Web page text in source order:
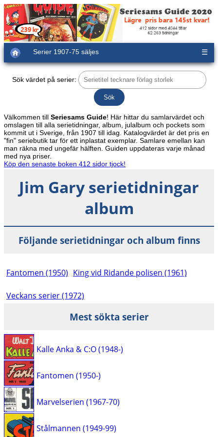
Serier 1907-75 säljes ☰
Sök värdet på serier:
Välkommen till Seriesams Guide! Här hittar du samlarvärdet och
omslagen till alla serietidningar, album, julalbum och pockets som
kommit ut i Sverige, från 1907 till idag. Katalogvärdet är det pris en
"fin" seriebutik tar för ett inplastat exemplar. Samlare emellan kan
man räkna med ungefär hälften. Guiden uppdateras varje månad
med nya priser.
Köp den senaste boken 412 sidor tjock!
Jim Gary serietidningar
album
Följande serietidningar och album finns
Fantomen (1950) King vid Ridande polisen (1961)
Veckans serier (1972)
Mest sökta serier
Kalle Anka & C:O (1948-)
Fantomen (1950-)
Marvelserien (1967-70)
Stålmannen (1949-99)